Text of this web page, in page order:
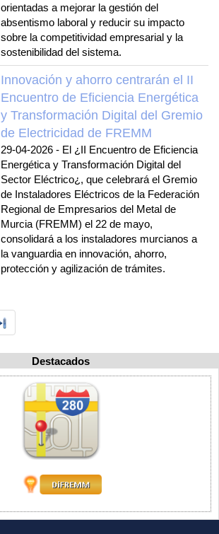
orientadas a mejorar la gestión del
absentismo laboral y reducir su impacto
sobre la competitividad empresarial y la
sostenibilidad del sistema.
Innovación y ahorro centrarán el II
Encuentro de Eficiencia Energética
y Transformación Digital del Gremio
de Electricidad de FREMM
29-04-2026 - El ¿II Encuentro de Eficiencia
Energética y Transformación Digital del
Sector Eléctrico¿, que celebrará el Gremio
de Instaladores Eléctricos de la Federación
Regional de Empresarios del Metal de
Murcia (FREMM) el 22 de mayo,
consolidará a los instaladores murcianos a
la vanguardia en innovación, ahorro,
protección y agilización de trámites.
Destacados